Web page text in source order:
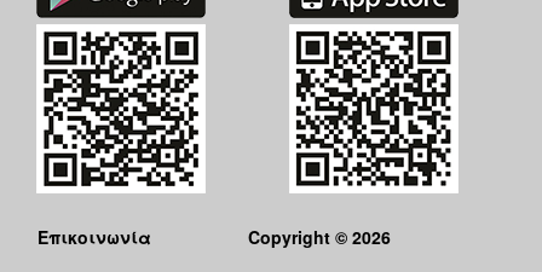
Επικοινωνία
Copyright © 2026